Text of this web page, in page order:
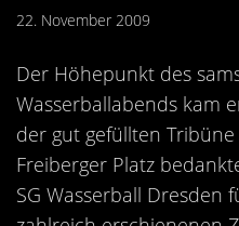
News
22. November 2009
Der Höhepunkt des
Wasserballabends kam
der gut gefüllten
Freiberger Platz
SG Wasserball